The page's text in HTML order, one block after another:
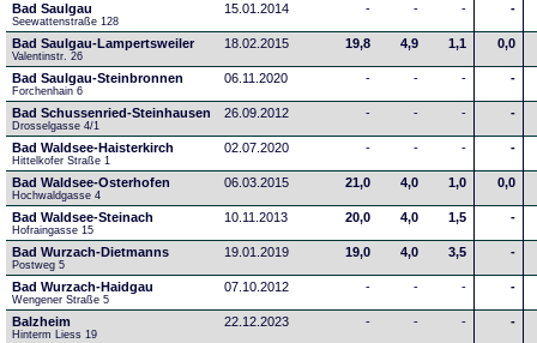
Bad Saulgau
Seewattenstraße 128
15.01.2014 - - - -
Bad Saulgau-Lampertsweiler
Valentinstr. 26
18.02.2015 19,8 4,9 1,1 0,0
Bad Saulgau-Steinbronnen
Forchenhain 6
06.11.2020 - - - -
Bad Schussenried-Steinhausen
Drosselgasse 4/1
26.09.2012 - - - -
Bad Waldsee-Haisterkirch
Hittelkofer Straße 1
02.07.2020 - - - -
Bad Waldsee-Osterhofen
Hochwaldgasse 4
06.03.2015 21,0 4,0 1,0 0,0
Bad Waldsee-Steinach
Hofraingasse 15
10.11.2013 20,0 4,0 1,5 -
Bad Wurzach-Dietmanns
Postweg 5
19.01.2019 19,0 4,0 3,5 -
Bad Wurzach-Haidgau
Wengener Straße 5
07.10.2012 - - - -
Balzheim
Hinterm Liess 19
22.12.2023 - - - -